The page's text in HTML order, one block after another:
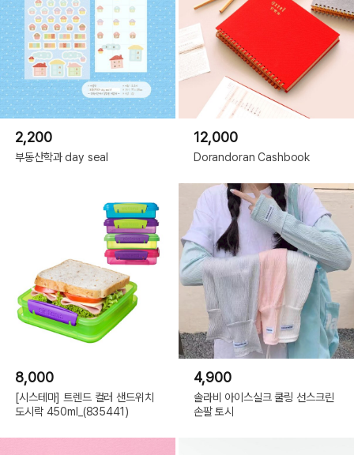
2,200
부동산학과 day seal
12,000
Dorandoran Cashbook
8,000
[시스테마] 트렌드 컬러 샌드위치
도시락 450ml_(835441)
4,900
솔라비 아이스실크 쿨링 선스크린
손팔 토시